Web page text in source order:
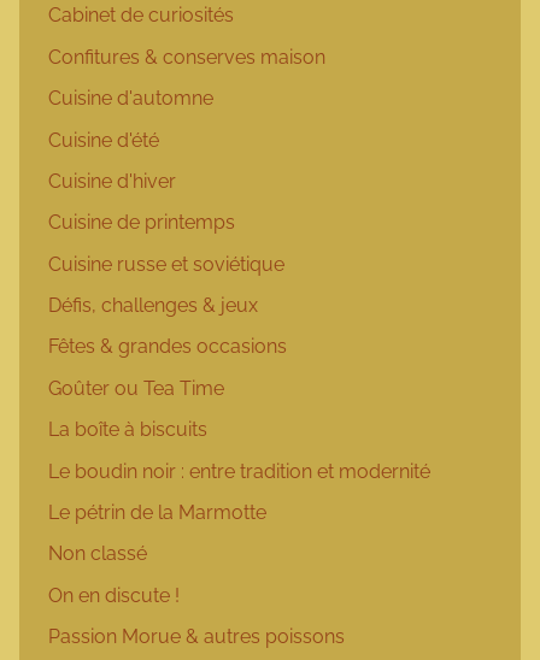
Cabinet de curiosités
Confitures & conserves maison
Cuisine d'automne
Cuisine d'été
Cuisine d'hiver
Cuisine de printemps
Cuisine russe et soviétique
Défis, challenges & jeux
Fêtes & grandes occasions
Goûter ou Tea Time
La boîte à biscuits
Le boudin noir : entre tradition et modernité
Le pétrin de la Marmotte
Non classé
On en discute !
Passion Morue & autres poissons